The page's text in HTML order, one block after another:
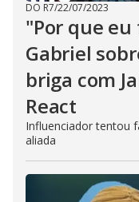
DO R7/22/07/2023
"Por que
Gabriel
briga com
React
Influenciador tentou
aliada